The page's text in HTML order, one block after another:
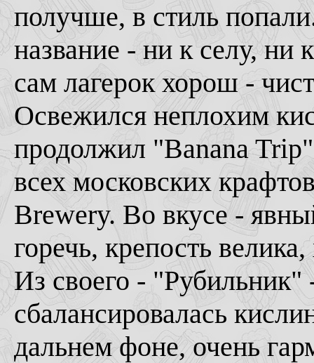
получше, в стиль
название - ни к селу, ни
сам лагерок хорош -
Освежился неплохим
продолжил "Banana
всех московских
Brewery. Во вкусе -
горечь, крепость
Из своего - "Рубильник"
сбалансировалась
дальнем фоне, очень